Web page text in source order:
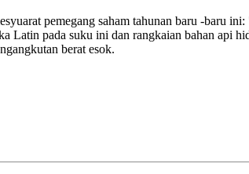
pemegang saham tahunan baru -baru
Latin pada suku ini dan rangkaian bahan api
berat esok.